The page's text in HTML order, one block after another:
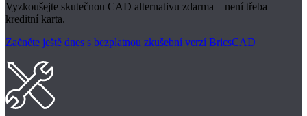
Vyzkoušejte skutečnou CAD alternativu zdarma – není třeba
kreditní karta.
Začněte ještě dnes s bezplatnou zkušební verzí BricsCAD